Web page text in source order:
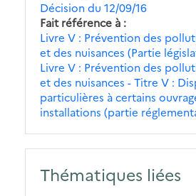
Décision du 12/09/16
Fait référence à
Livre V : Prévention des
et des nuisances (Partie
Livre V : Prévention des
et des nuisances - Titre V :
particulières à certains
installations (partie
Thématiques liées